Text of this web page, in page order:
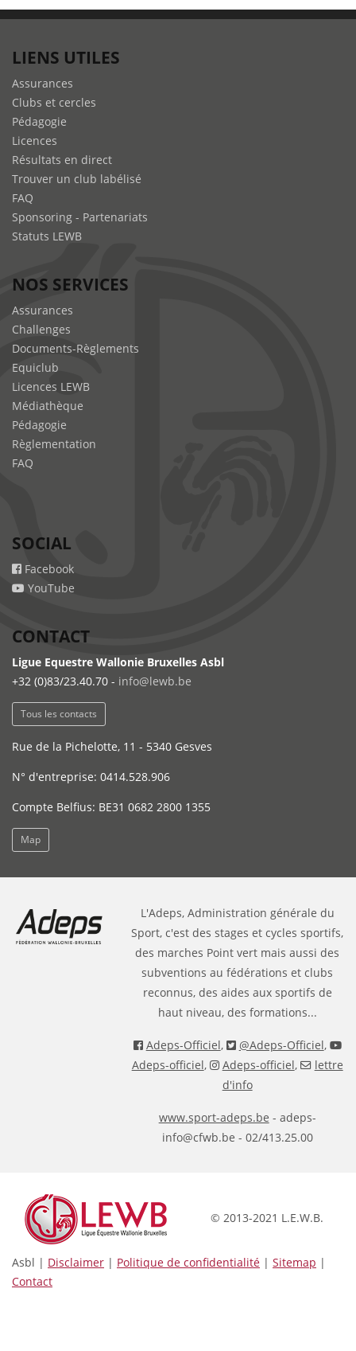
LIENS UTILES
Assurances
Clubs et cercles
Pédagogie
Licences
Résultats en direct
Trouver un club labélisé
FAQ
Sponsoring - Partenariats
Statuts LEWB
NOS SERVICES
Assurances
Challenges
Documents-Règlements
Equiclub
Licences LEWB
Médiathèque
Pédagogie
Règlementation
FAQ
SOCIAL
Facebook
YouTube
CONTACT
Ligue Equestre Wallonie Bruxelles Asbl
+32 (0)83/23.40.70 - info@lewb.be
Tous les contacts
Rue de la Pichelotte, 11 - 5340 Gesves
N° d'entreprise: 0414.528.906
Compte Belfius: BE31 0682 2800 1355
Map
L'Adeps, Administration générale du
Sport, c'est des stages et cycles sportifs,
des marches Point vert mais aussi des
subventions au fédérations et clubs
reconnus, des aides aux sportifs de
haut niveau, des formations...
Adeps-Officiel, @Adeps-Officiel,
Adeps-officiel, Adeps-officiel,
lettre
d'info
www.sport-adeps.be - adeps-
info@cfwb.be - 02/413.25.00
© 2013-2021 L.E.W.B.
Asbl | Disclaimer | Politique de confidentialité | Sitemap |
Contact